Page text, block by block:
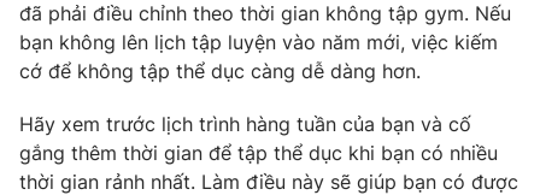
Photo Infographic
VTV Money VTV Thể thao
đã phải điều chỉnh theo thời gian không tập gym. Nếu
bạn không lên lịch tập luyện vào năm mới, việc kiếm
cớ để không tập thể dục càng dễ dàng hơn.
Hãy xem trước lịch trình hàng tuần của bạn và cố
gắng thêm thời gian để tập thể dục khi bạn có nhiều
thời gian rảnh nhất. Làm điều này sẽ giúp bạn có được